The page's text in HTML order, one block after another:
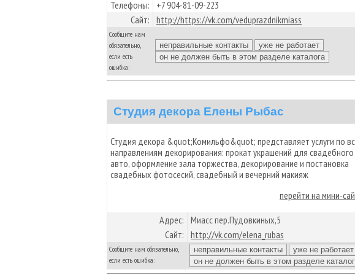
Телефоны:
+7 904-81-09-223
Сайт: http://https://vk.com/veduprazdnikmiass
Сообщите нам
обязательно,
если есть
ошибка:
Студия декора Елены Рыбас
Студия декора &quot;Комильфо&quot; представляет услуги по
направлениям декорирования: прокат украшений для свадебного
авто, оформление зала торжества, декорирование и постановка
свадебных фотосесий, свадебный и вечерний макияж
перейти на мини-
Адрес: Миасс пер.Пудовкиных,5
Сайт: http://vk.com/elena_rubas
Сообщите нам обязательно,
если есть ошибка: